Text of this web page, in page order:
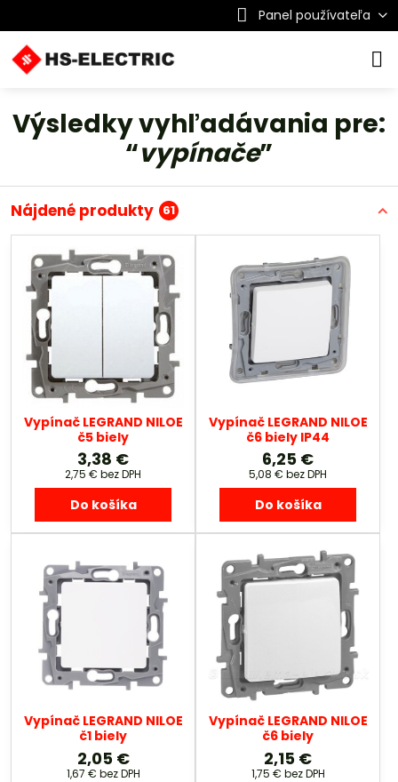
Panel používateľa
Výsledky vyhľadávania pre:
“vypínače”
Nájdené produkty 61
Vypínač LEGRAND NILOE
č5 biely
3,38 €
2,75 € bez DPH
Do košíka
Vypínač LEGRAND NILOE
č6 biely IP44
6,25 €
5,08 € bez DPH
Do košíka
Vypínač LEGRAND NILOE
č1 biely
2,05 €
1,67 € bez DPH
Vypínač LEGRAND NILOE
č6 biely
2,15 €
1,75 € bez DPH